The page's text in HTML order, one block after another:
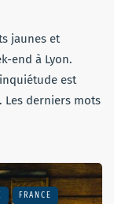
jaunes et
end à Lyon.
est
Les derniers mots
FRANCE